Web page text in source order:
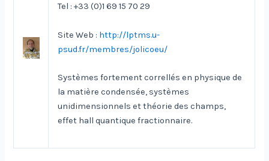
Tel : +33 (0)1 69 15 70 29
Site Web : http://lptms.u-
psud.fr/membres/jolicoeu/
Systèmes fortement correllés en physique de
la matière condensée, systèmes
unidimensionnels et théorie des champs,
effet hall quantique fractionnaire.